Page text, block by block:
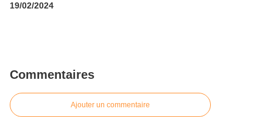
19/02/2024
Commentaires
Ajouter un commentaire